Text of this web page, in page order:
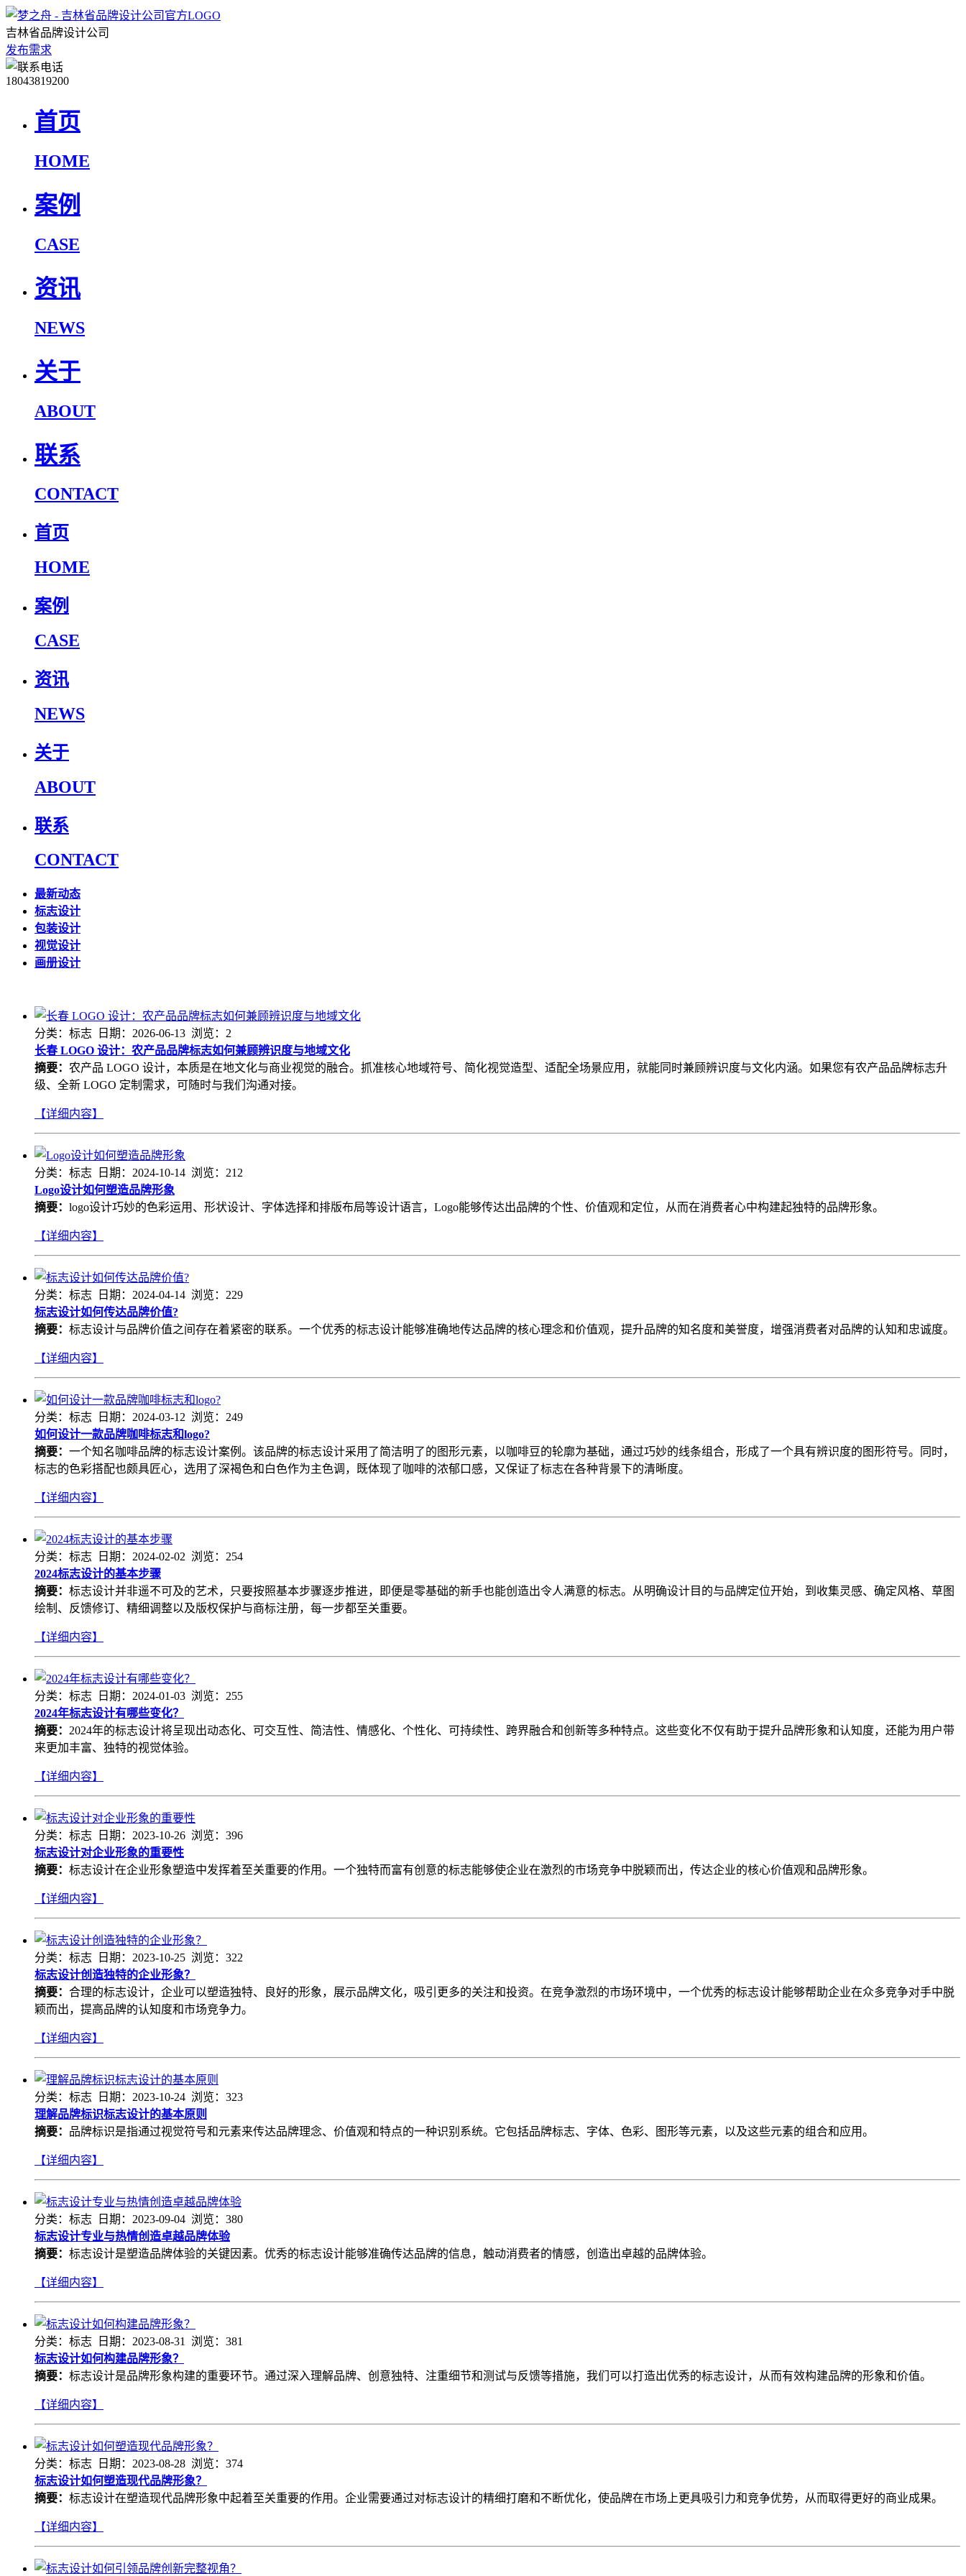
吉林省品牌设计公司
发布需求
18043819200
首页
HOME
案例
CASE
资讯
NEWS
关于
ABOUT
联系
CONTACT
首页
HOME
案例
CASE
资讯
NEWS
关于
ABOUT
联系
CONTACT
最新动态
标志设计
包装设计
视觉设计
画册设计
分类：标志 日期：2026-06-13 浏览：2
长春 LOGO 设计：农产品品牌标志如何兼顾辨识度与地域文化
摘要： 农产品 LOGO 设计，本质是在地文化与商业视觉的融合。抓准核心地域符号、简化视觉造型、适配全场景应用，就能同时兼顾辨识度与文化内涵。如果您有农产品品牌标志升
级、全新 LOGO 定制需求，可随时与我们沟通对接。
【详细内容】
分类：标志 日期：2024-10-14 浏览：212
Logo设计如何塑造品牌形象
摘要： logo设计巧妙的色彩运用、形状设计、字体选择和排版布局等设计语言，Logo能够传达出品牌的个性、价值观和定位，从而在消费者心中构建起独特的品牌形象。
【详细内容】
分类：标志 日期：2024-04-14 浏览：229
标志设计如何传达品牌价值?
摘要： 标志设计与品牌价值之间存在着紧密的联系。一个优秀的标志设计能够准确地传达品牌的核心理念和价值观，提升品牌的知名度和美誉度，增强消费者对品牌的认知和忠诚度。
【详细内容】
分类：标志 日期：2024-03-12 浏览：249
如何设计一款品牌咖啡标志和logo?
摘要： 一个知名咖啡品牌的标志设计案例。该品牌的标志设计采用了简洁明了的图形元素，以咖啡豆的轮廓为基础，通过巧妙的线条组合，形成了一个具有辨识度的图形符号。同时，
标志的色彩搭配也颇具匠心，选用了深褐色和白色作为主色调，既体现了咖啡的浓郁口感，又保证了标志在各种背景下的清晰度。
【详细内容】
分类：标志 日期：2024-02-02 浏览：254
2024​标志设计的基本步骤
摘要： 标志设计并非遥不可及的艺术，只要按照基本步骤逐步推进，即便是零基础的新手也能创造出令人满意的标志。从明确设计目的与品牌定位开始，到收集灵感、确定风格、草图
绘制、反馈修订、精细调整以及版权保护与商标注册，每一步都至关重要。
【详细内容】
分类：标志 日期：2024-01-03 浏览：255
2024年标志设计有哪些变化？
摘要： 2024年的标志设计将呈现出动态化、可交互性、简洁性、情感化、个性化、可持续性、跨界融合和创新等多种特点。这些变化不仅有助于提升品牌形象和认知度，还能为用户带
来更加丰富、独特的视觉体验。
【详细内容】
分类：标志 日期：2023-10-26 浏览：396
标志设计对企业形象的重要性
摘要： 标志设计在企业形象塑造中发挥着至关重要的作用。一个独特而富有创意的标志能够使企业在激烈的市场竞争中脱颖而出，传达企业的核心价值观和品牌形象。
【详细内容】
分类：标志 日期：2023-10-25 浏览：322
标志设计创造独特的企业形象？
摘要： 合理的标志设计，企业可以塑造独特、良好的形象，展示品牌文化，吸引更多的关注和投资。在竞争激烈的市场环境中，一个优秀的标志设计能够帮助企业在众多竞争对手中脱
颖而出，提高品牌的认知度和市场竞争力。
【详细内容】
分类：标志 日期：2023-10-24 浏览：323
理解品牌标识标志设计的基本原则
摘要： 品牌标识是指通过视觉符号和元素来传达品牌理念、价值观和特点的一种识别系统。它包括品牌标志、字体、色彩、图形等元素，以及这些元素的组合和应用。
【详细内容】
分类：标志 日期：2023-09-04 浏览：380
标志设计专业与热情创造卓越品牌体验
摘要： 标志设计是塑造品牌体验的关键因素。优秀的标志设计能够准确传达品牌的信息，触动消费者的情感，创造出卓越的品牌体验。
【详细内容】
分类：标志 日期：2023-08-31 浏览：381
标志设计如何构建品牌形象？
摘要： 标志设计是品牌形象构建的重要环节。通过深入理解品牌、创意独特、注重细节和测试与反馈等措施，我们可以打造出优秀的标志设计，从而有效构建品牌的形象和价值。
【详细内容】
分类：标志 日期：2023-08-28 浏览：374
标志设计如何塑造现代品牌形象？
摘要： 标志设计在塑造现代品牌形象中起着至关重要的作用。企业需要通过对标志设计的精细打磨和不断优化，使品牌在市场上更具吸引力和竞争优势，从而取得更好的商业成果。
【详细内容】